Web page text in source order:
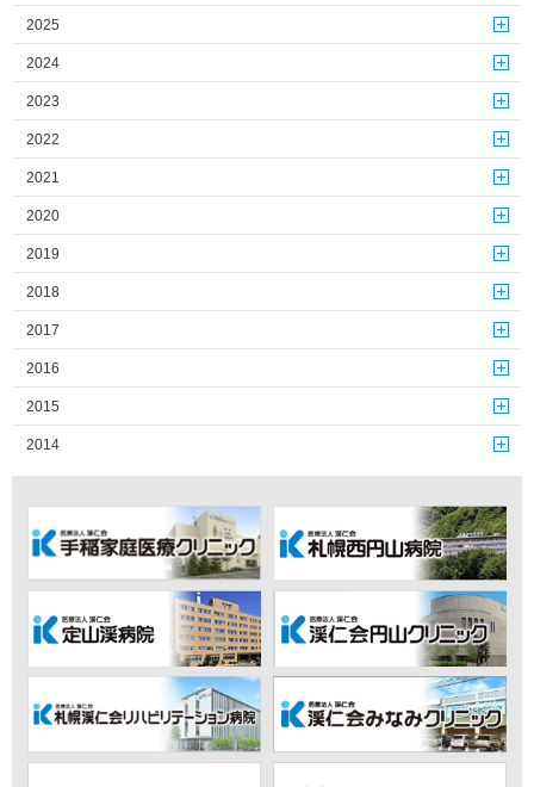
2025
2024
2023
2022
2021
2020
2019
2018
2017
2016
2015
2014